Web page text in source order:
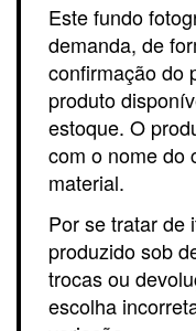
Este fundo
demanda, de
confirmação do
produto
estoque. O
com o nome do
material.
Por se tratar de
produzido sob
trocas ou
escolha